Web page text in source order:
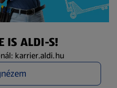
IS ALDI-S!
karrier.aldi.hu